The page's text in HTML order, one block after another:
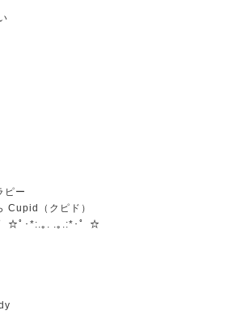
ピー
Cupid（クピド）
☆ﾟ･*:.｡. .｡.:*･゜☆